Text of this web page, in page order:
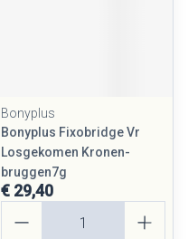
Bonyplus
Bonyplus Fixobridge Vr
Losgekomen Kronen-
bruggen7g
€ 29,40